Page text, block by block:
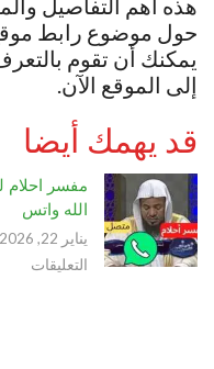
هذه أهم التفاصيل
يمكنك أن تقوم
إلى الموقع الآن.
قد يهمك أيضا
مفسر احلام
الله واتس
يناير 22, 2026
التعليقات